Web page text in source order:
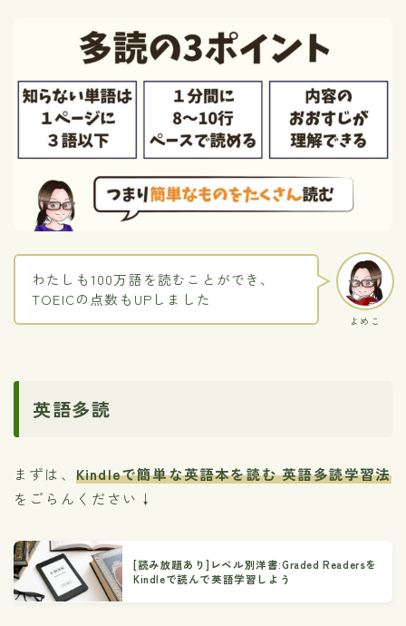
よめこ
わたしも100万語を読むことができ、
TOEICの点数もUPしました
英語多読
まずは、 Kindleで簡単な英語本を読む 英語多読学習法
をごらんください↓
[読み放題あり]レベル別洋書:Graded Readersを
Kindleで読んで英語学習しよう